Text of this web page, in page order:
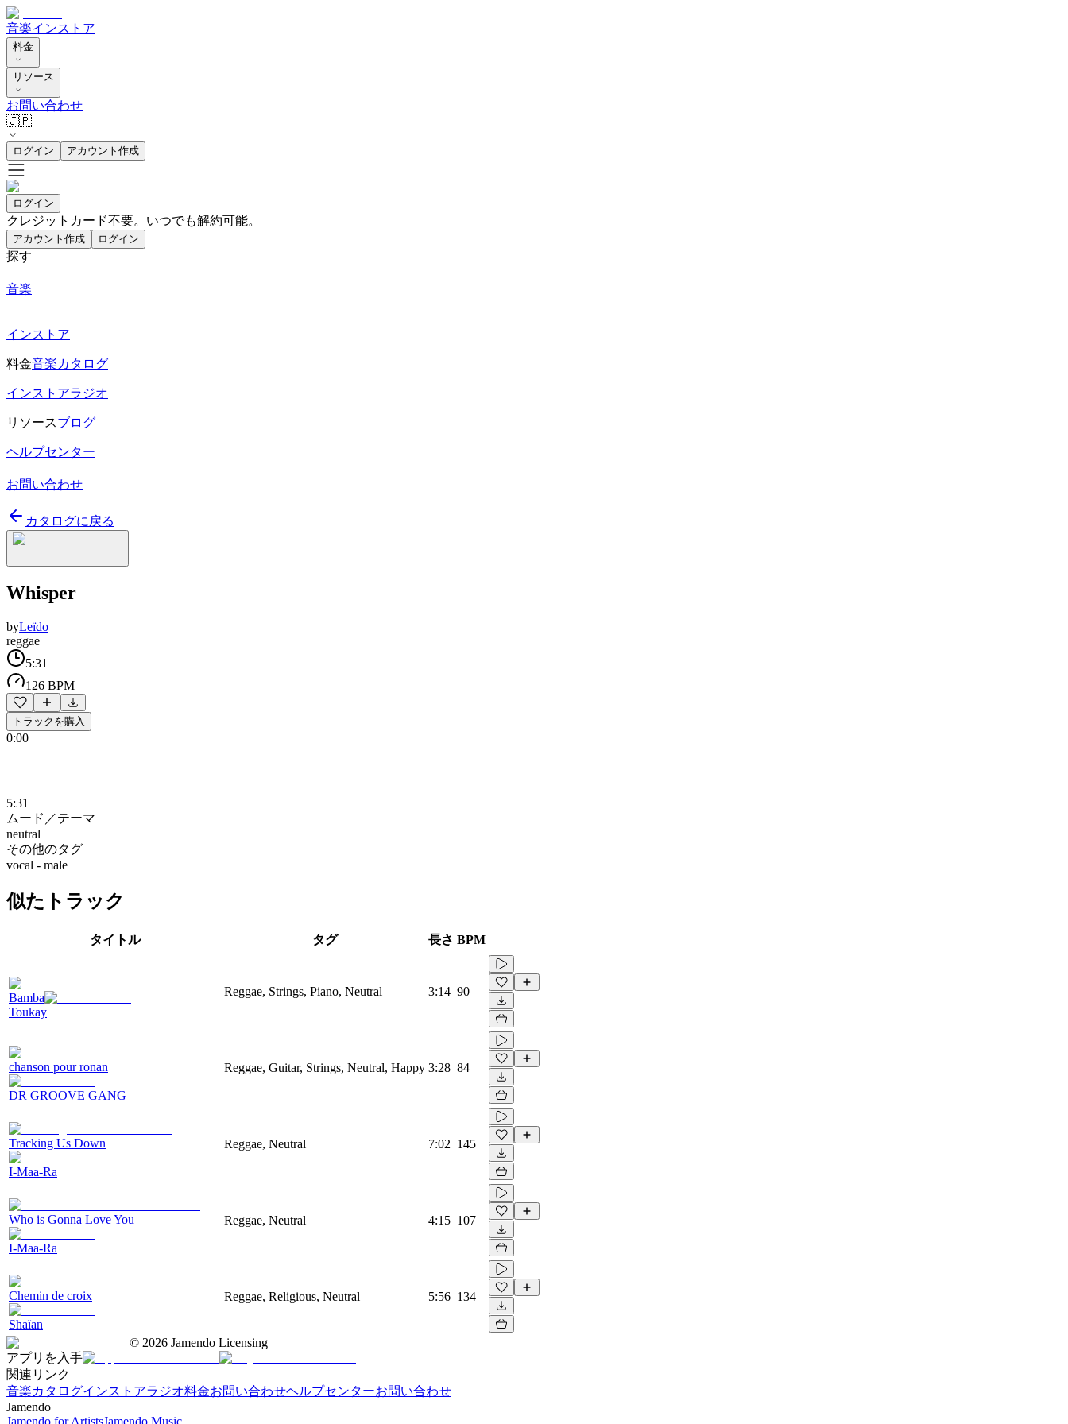
音楽インストア
料金
リソース
お問い合わせ
🇯🇵
ログイン アカウント作成
ログイン
クレジットカード不要。いつでも解約可能。
アカウント作成 ログイン
探す
音楽
インストア
料金音楽カタログ
インストアラジオ
リソースブログ
ヘルプセンター
お問い合わせ
カタログに戻る
Whisper
byLeïdo
reggae
5:31
126 BPM
トラックを購入
0:00
5:31
ムード／テーマ
neutral
その他のタグ
vocal - male
似たトラック
タイトル タグ 長さ BPM
Bamba
Toukay
Reggae, Strings, Piano, Neutral 3:14 90
chanson pour ronan
DR GROOVE GANG
Reggae, Guitar, Strings, Neutral, Happy 3:28 84
Tracking Us Down
I-Maa-Ra
Reggae, Neutral 7:02 145
Who is Gonna Love You
I-Maa-Ra
Reggae, Neutral 4:15 107
Chemin de croix
Shaïan
Reggae, Religious, Neutral 5:56 134
© 2026 Jamendo Licensing
アプリを入手
関連リンク
音楽カタログインストアラジオ料金お問い合わせヘルプセンターお問い合わせ
Jamendo
Jamendo for ArtistsJamendo Music